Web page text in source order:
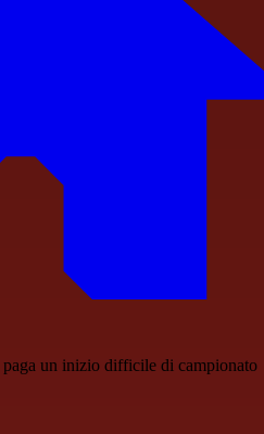
un inizio difficile di campionato